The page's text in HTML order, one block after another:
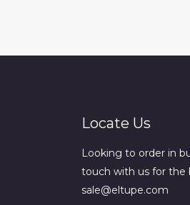
Locate Us
Looking to order in
touch with us for the
sale@eltupe.com